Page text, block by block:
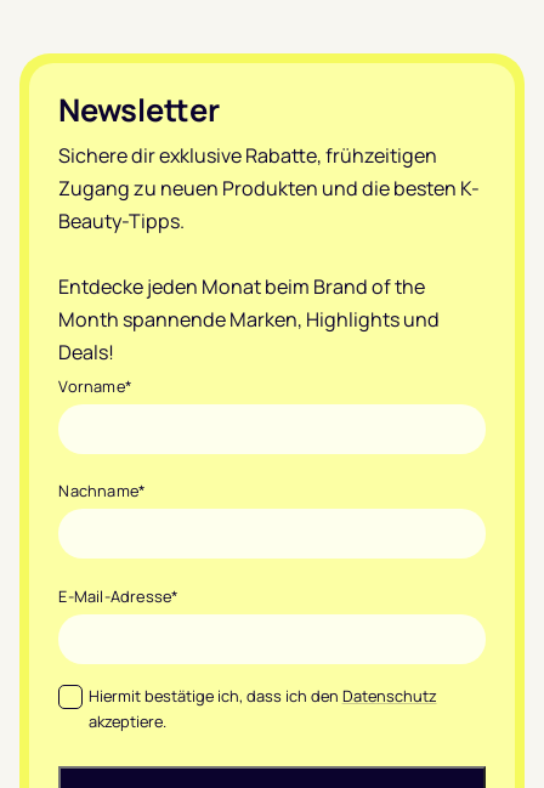
Footer
Newsletter
Sichere dir exklusive Rabatte, frühzeitigen
Zugang zu neuen Produkten und die besten K-
Beauty-Tipps.
Entdecke jeden Monat beim Brand of the
Month spannende Marken, Highlights und
Deals!
Vorname*
Nachname*
E-Mail-Adresse*
Datenschutz*
Hiermit bestätige ich, dass ich den Datenschutz
akzeptiere.